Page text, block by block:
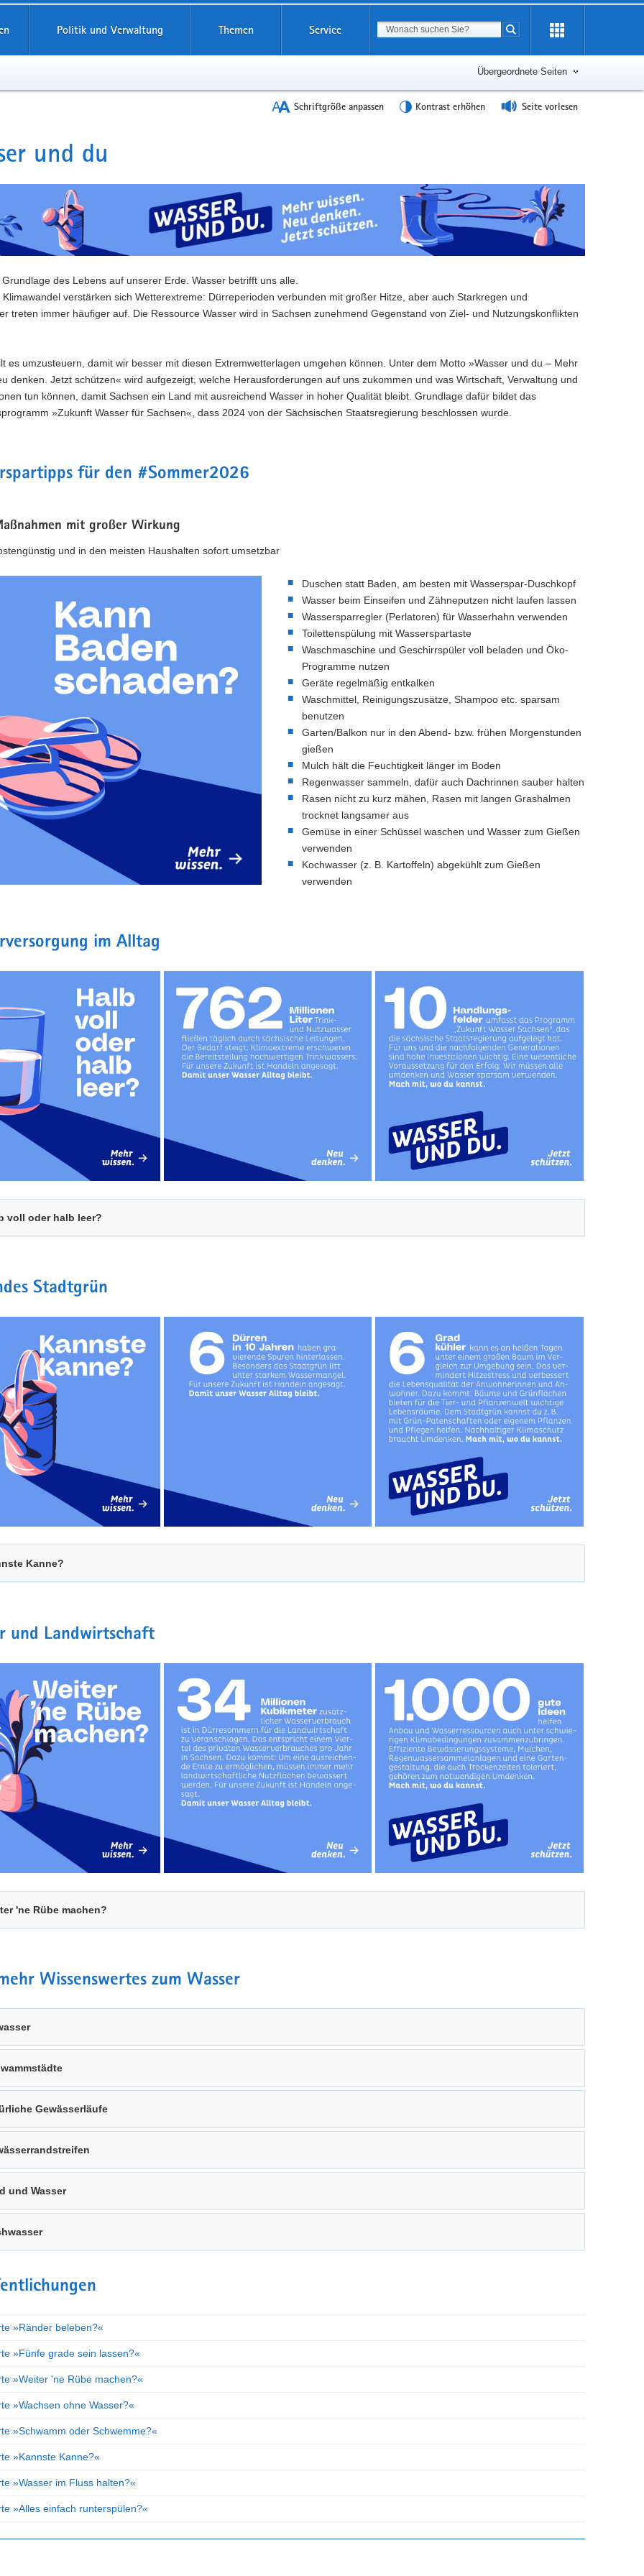
Politik und Verwaltung Themen Service Suchbegriff
Suche starten
Übergeordnete Seiten
Schriftgröße anpassen Kontrast erhöhen Seite vorlesen
und du
des Lebens auf unserer Erde. Wasser betrifft uns alle.
Klimawandel verstärken sich Wetterextreme: Dürreperioden verbunden mit großer Hitze, aber auch Starkregen und
treten immer häufiger auf. Die Ressource Wasser wird in Sachsen zunehmend Gegenstand von Ziel- und Nutzungskonflikten
es umzusteuern, damit wir besser mit diesen Extremwetterlagen umgehen können. Unter dem Motto »Wasser und du – Mehr
denken. Jetzt schützen« wird aufgezeigt, welche Herausforderungen auf uns zukommen und was Wirtschaft, Verwaltung und
tun können, damit Sachsen ein Land mit ausreichend Wasser in hoher Qualität bleibt. Grundlage dafür bildet das
»Zukunft Wasser für Sachsen«, dass 2024 von der Sächsischen Staatsregierung beschlossen wurde.
für den #Sommer2026
mit großer Wirkung
und in den meisten Haushalten sofort umsetzbar
Duschen statt Baden, am besten mit Wasserspar-Duschkopf
Wasser beim Einseifen und Zähneputzen nicht laufen lassen
Wassersparregler (Perlatoren) für Wasserhahn verwenden
Toilettenspülung mit Wasserspartaste
Waschmaschine und Geschirrspüler voll beladen und Öko-
Programme nutzen
Geräte regelmäßig entkalken
Waschmittel, Reinigungszusätze, Shampoo etc. sparsam
benutzen
Garten/Balkon nur in den Abend- bzw. frühen Morgenstunden
gießen
Mulch hält die Feuchtigkeit länger im Boden
Regenwasser sammeln, dafür auch Dachrinnen sauber halten
Rasen nicht zu kurz mähen, Rasen mit langen Grashalmen
trocknet langsamer aus
Gemüse in einer Schüssel waschen und Wasser zum Gießen
verwenden
Kochwasser (z. B. Kartoffeln) abgekühlt zum Gießen
verwenden
im Alltag
voll oder halb leer?
Stadtgrün
Kanne?
und Landwirtschaft
'ne Rübe machen?
Wissenswertes zum Wasser
Gewässerläufe
und Wasser
»Ränder beleben?«
»Fünfe grade sein lassen?«
»Weiter 'ne Rübe machen?«
»Wachsen ohne Wasser?«
»Schwamm oder Schwemme?«
»Kannste Kanne?«
»Wasser im Fluss halten?«
»Alles einfach runterspülen?«